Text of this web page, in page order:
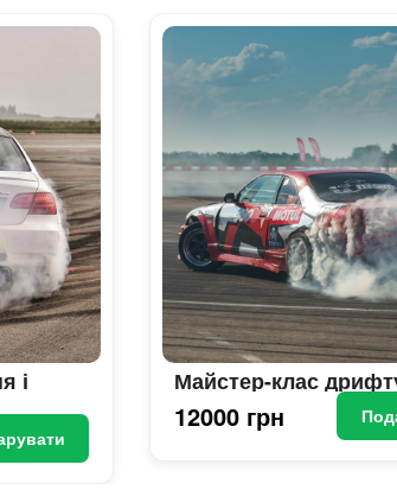
і Майстер-клас
12000 грн